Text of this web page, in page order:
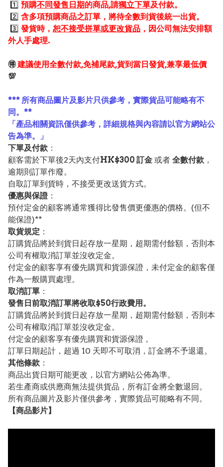
1️⃣ 預購不同發售日期的商品,請獨立下單及付款。
2️⃣ 含多項預購商品之訂單，將待全數到貨後統一出貨。
3️⃣ 發貨時， 恕不接受拼單或更改貨品 ，因公司無法安排額
外人手處理.
🉐建議使用全數付款,免補尾款,貨到當日發貨,兼享最低價
💯
*** 所有商品圖片及影片只供參考，實際貨品可能略有不
同。**
「產品相關資訊僅供參考，詳細規格與內容請以官方網站公
告為準。」
下單及付款 ：
顧客需於下單後2天內支付HK$300 訂金 或者 全數付款 ，
逾期則訂單作廢。
自取訂單到貨時，不接受更改送貨方式。
優惠與保證：
預付定金的顧客將通常獲得比發售價更優惠的價格。(但不
能保證)**
取貨規定 ：
訂購貨品將於到貨日起存放一星期，超期需付餘額，否則本
公司有權取消訂單並沒收定金。
付定金的顧客享有優先購買和貨源保證，未付定金的顧客僅
作為一般購買處理。
取消訂單 ：
發售日前取消訂單將收取$50行政費用。
訂購貨品將於到貨日起存放一星期，超期需付餘額，否則本
公司有權取消訂單並沒收定金。
付定金的顧客享有優先購買和貨源保證 。
訂單日期起計，超過 10 天即不可取消，訂金將不予退還。
其他條款 ：
商品出貨日期可能更改，以官方網站公佈為準。
若生產商或供應商無法提供貨品，所有訂金將全數退回。
所有商品圖片及影片僅供參考，實際貨品可能略有不同。
【商品影片】